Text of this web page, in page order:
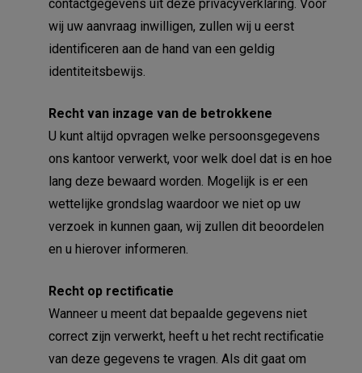
contactgegevens uit deze privacyverklaring. Voor
wij uw aanvraag inwilligen, zullen wij u eerst
identificeren aan de hand van een geldig
identiteitsbewijs.
Recht van inzage van de betrokkene
U kunt altijd opvragen welke persoonsgegevens
ons kantoor verwerkt, voor welk doel dat is en hoe
lang deze bewaard worden. Mogelijk is er een
wettelijke grondslag waardoor we niet op uw
verzoek in kunnen gaan, wij zullen dit beoordelen
en u hierover informeren.
Recht op rectificatie
Wanneer u meent dat bepaalde gegevens niet
correct zijn verwerkt, heeft u het recht rectificatie
van deze gegevens te vragen. Als dit gaat om